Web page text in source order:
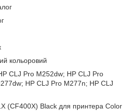
кольоровий
CLJ Pro M252dw; HP CLJ Pro
HP CLJ Pro M277n; HP CLJ
(CF400X) Black для принтера Color